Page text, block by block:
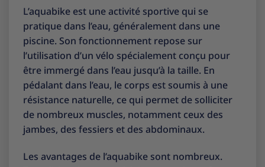
L’aquabike est une activité sportive qui se
pratique dans l’eau, généralement dans une
piscine. Son fonctionnement repose sur
l’utilisation d’un vélo spécialement conçu pour
être immergé dans l’eau jusqu’à la taille. En
pédalant dans l’eau, le corps est soumis à une
résistance naturelle, ce qui permet de solliciter
de nombreux muscles, notamment ceux des
jambes, des fessiers et des abdominaux.
Les avantages de l’aquabike sont nombreux.